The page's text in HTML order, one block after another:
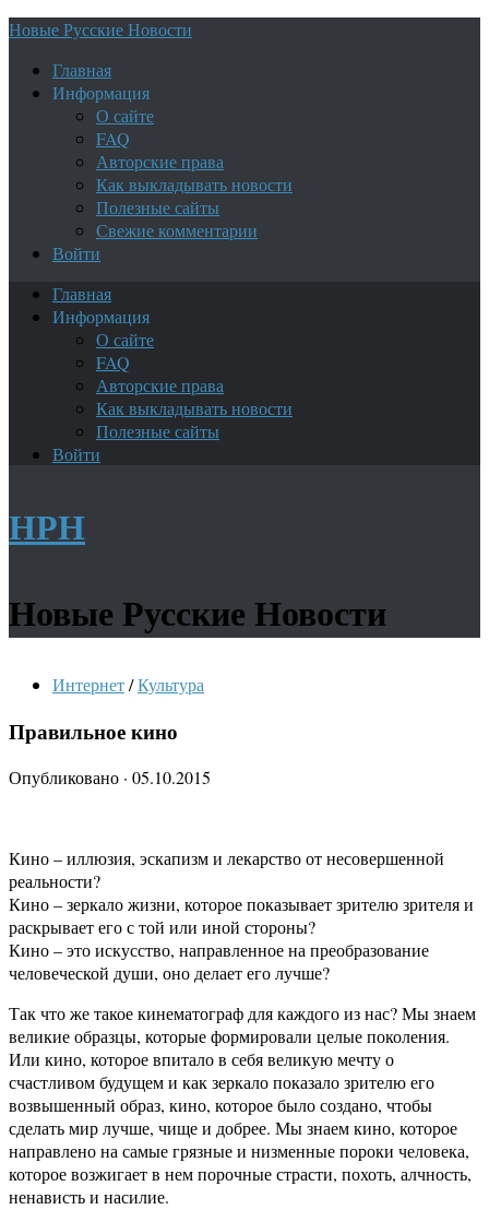
Новые Русские Новости
Главная
Информация
О сайте
FAQ
Авторские права
Как выкладывать новости
Полезные сайты
Свежие комментарии
Войти
Главная
Информация
О сайте
FAQ
Авторские права
Как выкладывать новости
Полезные сайты
Войти
НРН
Новые Русские Новости
Интернет/Культура
Правильное кино
Опубликовано · 05.10.2015
Кино – иллюзия, эскапизм и лекарство от несовершенной
реальности?
Кино – зеркало жизни, которое показывает зрителю зрителя и
раскрывает его с той или иной стороны?
Кино – это искусство, направленное на преобразование
человеческой души, оно делает его лучше?
Так что же такое кинематограф для каждого из нас? Мы знаем
великие образцы, которые формировали целые поколения.
Или кино, которое впитало в себя великую мечту о
счастливом будущем и как зеркало показало зрителю его
возвышенный образ, кино, которое было создано, чтобы
сделать мир лучше, чище и добрее. Мы знаем кино, которое
направлено на самые грязные и низменные пороки человека,
которое возжигает в нем порочные страсти, похоть, алчность,
ненависть и насилие.